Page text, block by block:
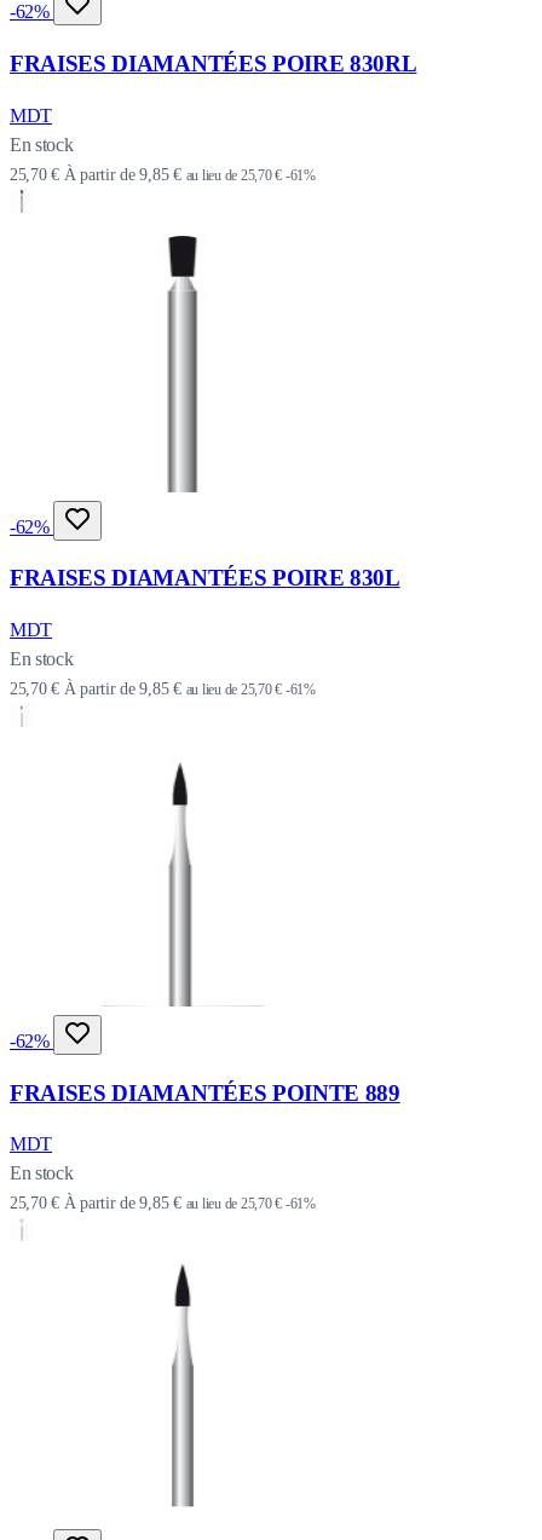
-62%
FRAISES DIAMANTÉES POIRE 830RL
MDT
En stock
25,70 € À partir de 9,85 € au lieu de 25,70 € -61%
-62%
FRAISES DIAMANTÉES POIRE 830L
MDT
En stock
25,70 € À partir de 9,85 € au lieu de 25,70 € -61%
-62%
FRAISES DIAMANTÉES POINTE 889
MDT
En stock
25,70 € À partir de 9,85 € au lieu de 25,70 € -61%